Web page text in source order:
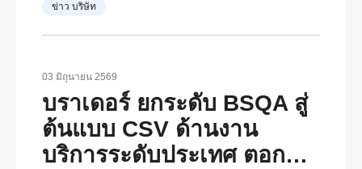
วิสัยทัศน์ภายใต้ The
Brother Group Global
Charter และแนวคิด “At
Your Side, Every Side of
Life”
ข่าว บริษัท
03 มิถุนายน 2569
บราเดอร์ ยกระดับ BSQA สู่
ต้นแบบ CSV ด้านงาน
บริการระดับประเทศ ตอกย้ำ